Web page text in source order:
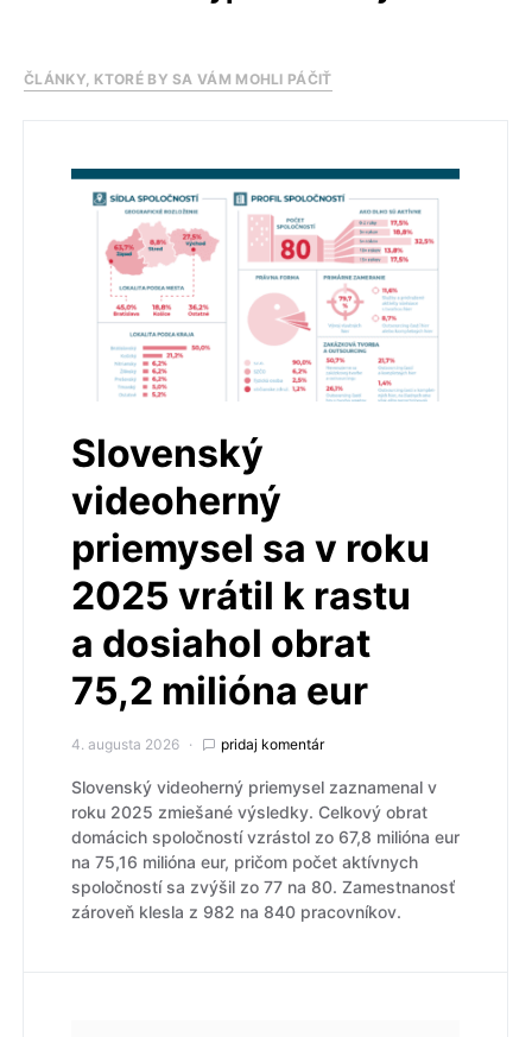
ČLÁNKY, KTORÉ BY SA VÁM MOHLI PÁČIŤ
Slovenský
videoherný
priemysel sa v roku
2025 vrátil k rastu
a dosiahol obrat
75,2 milióna eur
4. augusta 2026 pridaj komentár
Slovenský videoherný priemysel zaznamenal v
roku 2025 zmiešané výsledky. Celkový obrat
domácich spoločností vzrástol zo 67,8 milióna eur
na 75,16 milióna eur, pričom počet aktívnych
spoločností sa zvýšil zo 77 na 80. Zamestnanosť
zároveň klesla z 982 na 840 pracovníkov.